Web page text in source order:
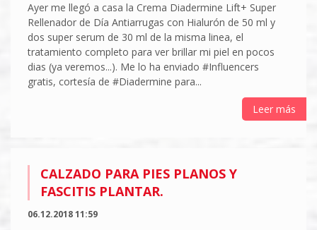
Ayer me llegó a casa la Crema Diadermine Lift+ Super
Rellenador de Día Antiarrugas con Hialurón de 50 ml y
dos super serum de 30 ml de la misma linea, el
tratamiento completo para ver brillar mi piel en pocos
dias (ya veremos...). Me lo ha enviado #Influencers
gratis, cortesía de #Diadermine para...
Leer más
CALZADO PARA PIES PLANOS Y
FASCITIS PLANTAR.
06.12.2018 11:59